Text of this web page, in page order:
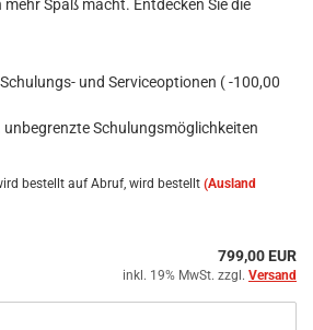
Spaß macht. Entdecken Sie die
und Serviceoptionen ( -100,00
unbegrenzte Schulungsmöglichkeiten
auf Abruf, wird bestellt (Ausland
799,00 EUR
inkl. 19% MwSt. zzgl. Versand